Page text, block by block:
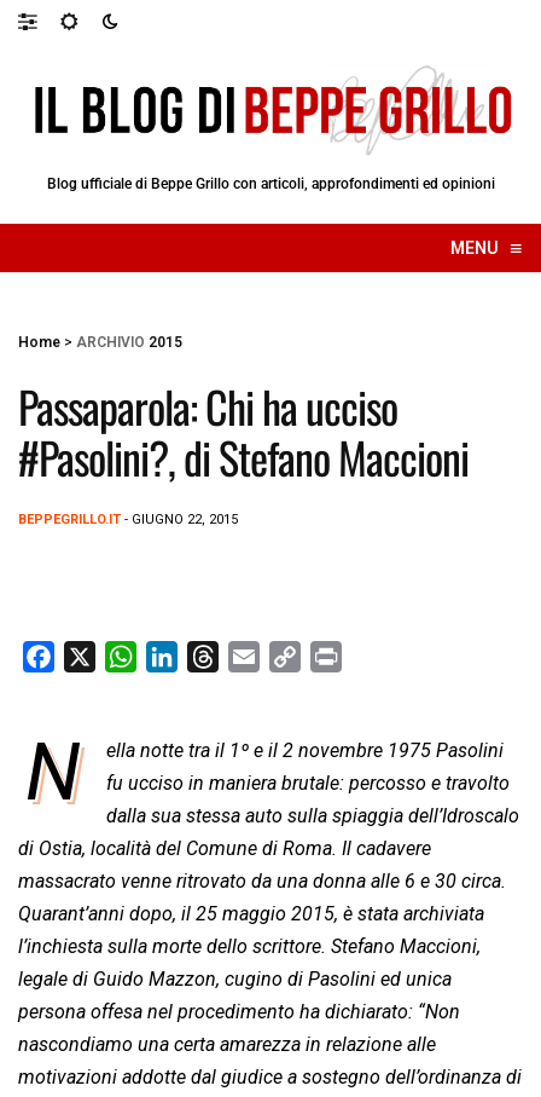
Blog ufficiale di Beppe Grillo con articoli, approfondimenti ed opinioni
MENU ≡
☰
Home > ARCHIVIO 2015
Passaparola: Chi ha ucciso
#Pasolini?, di Stefano Maccioni
BEPPEGRILLO.IT - GIUGNO 22, 2015
b
o
k
W
t
s
A
p
p
k
e
d
I
n
e
a
d
s
i
l
y
L
i
n
k
n
t
N
ella notte tra il 1º e il 2 novembre 1975 Pasolini
fu ucciso in maniera brutale: percosso e travolto
dalla sua stessa auto sulla spiaggia dell’Idroscalo
di Ostia, località del Comune di Roma. Il cadavere
massacrato venne ritrovato da una donna alle 6 e 30 circa.
Quarant’anni dopo, il 25 maggio 2015, è stata archiviata
l’inchiesta sulla morte dello scrittore. Stefano Maccioni,
legale di Guido Mazzon, cugino di Pasolini ed unica
persona offesa nel procedimento ha dichiarato: “Non
nascondiamo una certa amarezza in relazione alle
motivazioni addotte dal giudice a sostegno dell’ordinanza di